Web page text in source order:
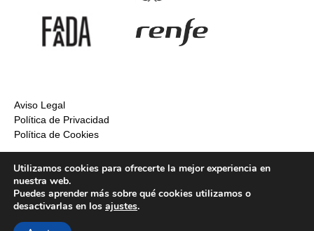
Aviso Legal
Política de Privacidad
Política de Cookies
Utilizamos cookies para ofrecerte la mejor experiencia en
nuestra web.
Puedes aprender más sobre qué cookies utilizamos o
desactivarlas en los ajustes.